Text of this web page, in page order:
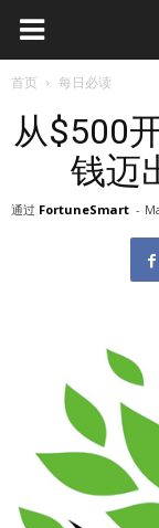
首页 每日必读
从$500
钱迈
通过 FortuneSmart -